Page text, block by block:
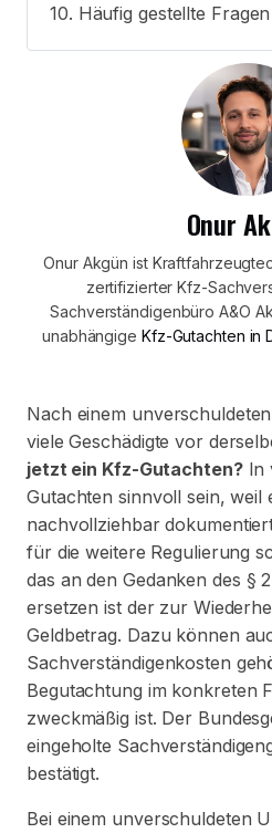
Häufig gestellte Fragen
Onur
Onur Akgün ist
zertifizierter Kfz-
Sachverständigenbüro A&O
unabhängige Kfz-Gutachten in
Nach einem
viele Geschädigte vor
jetzt ein Kfz-Gutachten?In
Gutachten sinnvoll sein, weil
nachvollziehbar
für die weitere Regulierung
das an den Gedanken des §
ersetzen ist der zur
Geldbetrag. Dazu können
Sachverständigenkosten
Begutachtung im konkreten
zweckmäßig ist. Der
eingeholte
bestätigt.
Bei einem unverschuldeten